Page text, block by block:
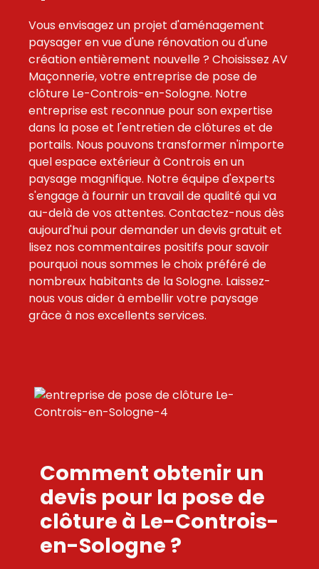
Vous envisagez un projet d'aménagement
paysager en vue d'une rénovation ou d'une
création entièrement nouvelle ? Choisissez AV
Maçonnerie, votre entreprise de pose de
clôture Le-Controis-en-Sologne. Notre
entreprise est reconnue pour son expertise
dans la pose et l'entretien de clôtures et de
portails. Nous pouvons transformer n'importe
quel espace extérieur à Controis en un
paysage magnifique. Notre équipe d'experts
s'engage à fournir un travail de qualité qui va
au-delà de vos attentes. Contactez-nous dès
aujourd'hui pour demander un devis gratuit et
lisez nos commentaires positifs pour savoir
pourquoi nous sommes le choix préféré de
nombreux habitants de la Sologne. Laissez-
nous vous aider à embellir votre paysage
grâce à nos excellents services.
Comment obtenir un
devis pour la pose de
clôture à Le-Controis-
en-Sologne ?